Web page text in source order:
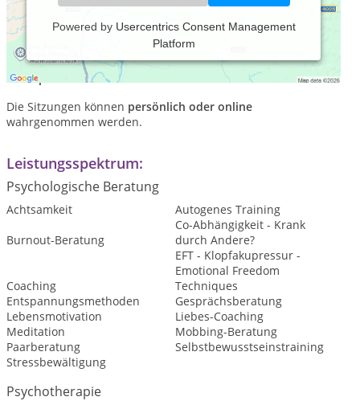
Powered by Usercentrics Consent Management
Platform
In meiner Praxis für Psychotherapie
Mediationbiete ich die passenden Sitzungen sowohl für
Einzelpersonenals auch für
Die Sitzungen können persönlich oder online
wahrgenommen werden.
Leistungsspektrum:
Psychologische Beratung
Achtsamkeit
Autogenes Training
Burnout-Beratung
Co-Abhängigkeit - Krank
durch Andere?
Coaching
EFT - Klopfakupressur -
Emotional Freedom
Techniques
Entspannungsmethoden
Gesprächsberatung
Lebensmotivation
Liebes-Coaching
Meditation
Mobbing-Beratung
Paarberatung
Selbstbewusstseinstraining
Stressbewältigung
Psychotherapie